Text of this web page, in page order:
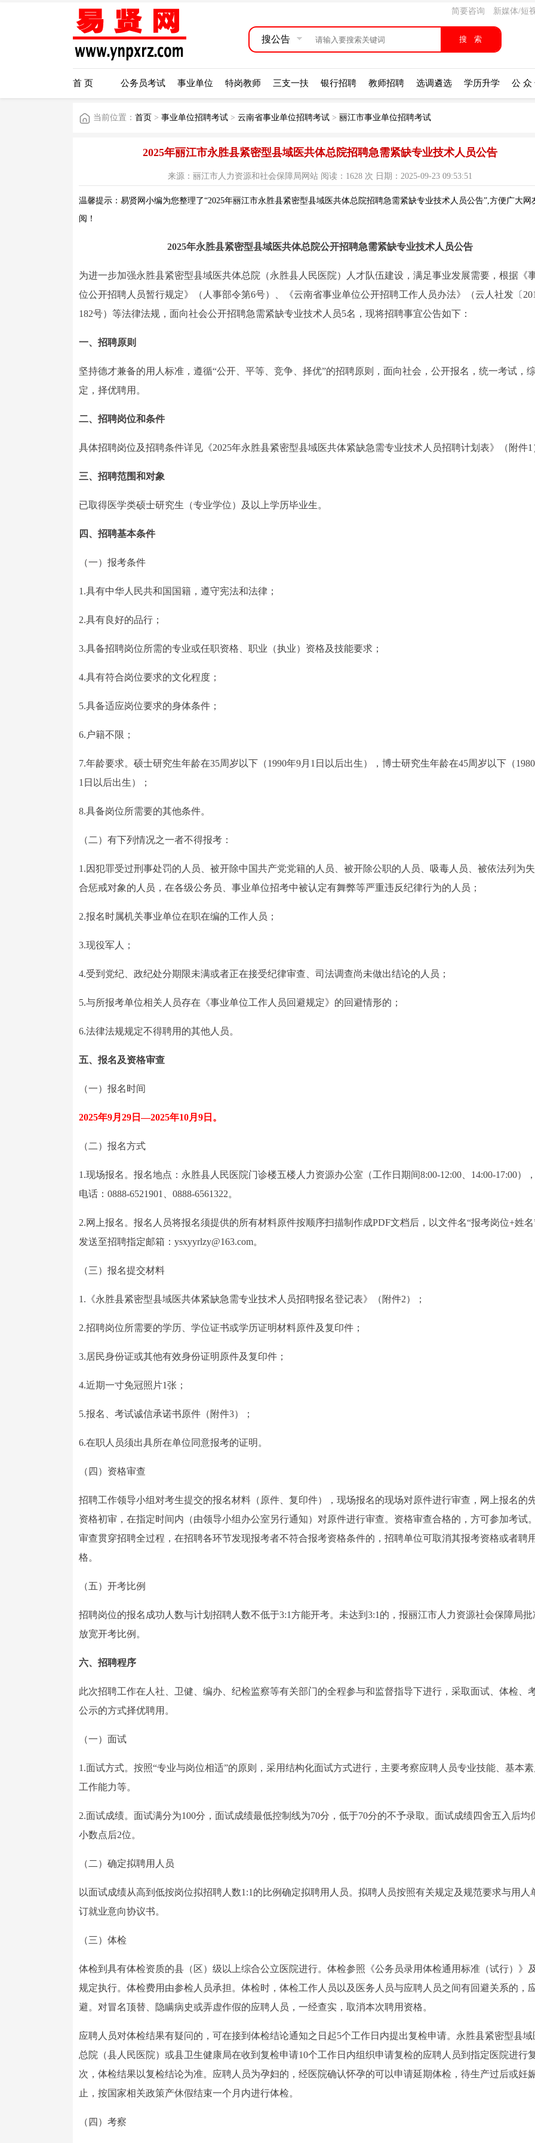
简要咨询 新媒体/短
搜公告
首 页 公务员考试 事业单位 特岗教师 三支一扶 银行招聘 教师招聘 选调遴选 学历升学 公 众
当前位置： 首页 > 事业单位招聘考试 > 云南省事业单位招聘考试 > 丽江市事业单位招聘考试
2025年丽江市永胜县紧密型县域医共体总院招聘急需紧缺专业技术人员公告
来源：丽江市人力资源和社会保障局网站 阅读：1628 次 日期：2025-09-23 09:53:51
温馨提示：易贤网小编为您整理了“2025年丽江市永胜县紧密型县域医共体总院招聘急需紧缺专业技术人员公告”,方便广大网
阅！
2025年永胜县紧密型县域医共体总院公开招聘急需紧缺专业技术人员公告
为进一步加强永胜县紧密型县域医共体总院（永胜县人民医院）人才队伍建设，满足事业发展需要，根据《
位公开招聘人员暂行规定》（人事部令第6号）、《云南省事业单位公开招聘工作人员办法》（云人社发〔
182号）等法律法规，面向社会公开招聘急需紧缺专业技术人员5名，现将招聘事宜公告如下：
一、招聘原则
坚持德才兼备的用人标准，遵循“公开、平等、竞争、择优”的招聘原则，面向社会，公开报名，统一考试，
定，择优聘用。
二、招聘岗位和条件
具体招聘岗位及招聘条件详见《2025年永胜县紧密型县域医共体紧缺急需专业技术人员招聘计划表》（附件1
三、招聘范围和对象
已取得医学类硕士研究生（专业学位）及以上学历毕业生。
四、招聘基本条件
（一）报考条件
1.具有中华人民共和国国籍，遵守宪法和法律；
2.具有良好的品行；
3.具备招聘岗位所需的专业或任职资格、职业（执业）资格及技能要求；
4.具有符合岗位要求的文化程度；
5.具备适应岗位要求的身体条件；
6.户籍不限；
7.年龄要求。硕士研究生年龄在35周岁以下（1990年9月1日以后出生），博士研究生年龄在45周岁以下（
1日以后出生）；
8.具备岗位所需要的其他条件。
（二）有下列情况之一者不得报考：
1.因犯罪受过刑事处罚的人员、被开除中国共产党党籍的人员、被开除公职的人员、吸毒人员、被依法列为
合惩戒对象的人员，在各级公务员、事业单位招考中被认定有舞弊等严重违反纪律行为的人员；
2.报名时属机关事业单位在职在编的工作人员；
3.现役军人；
4.受到党纪、政纪处分期限未满或者正在接受纪律审查、司法调查尚未做出结论的人员；
5.与所报考单位相关人员存在《事业单位工作人员回避规定》的回避情形的；
6.法律法规规定不得聘用的其他人员。
五、报名及资格审查
（一）报名时间
2025年9月29日—2025年10月9日。
（二）报名方式
1.现场报名。报名地点：永胜县人民医院门诊楼五楼人力资源办公室（工作日期间8:00-12:00、14:00-17:00）
电话：0888-6521901、0888-6561322。
2.网上报名。报名人员将报名须提供的所有材料原件按顺序扫描制作成PDF文档后，以文件名“报考岗位+姓名
发送至招聘指定邮箱：ysxyyrlzy@163.com。
（三）报名提交材料
1.《永胜县紧密型县域医共体紧缺急需专业技术人员招聘报名登记表》（附件2）；
2.招聘岗位所需要的学历、学位证书或学历证明材料原件及复印件；
3.居民身份证或其他有效身份证明原件及复印件；
4.近期一寸免冠照片1张；
5.报名、考试诚信承诺书原件（附件3）；
6.在职人员须出具所在单位同意报考的证明。
（四）资格审查
招聘工作领导小组对考生提交的报名材料（原件、复印件），现场报名的现场对原件进行审查，网上报名的
资格初审，在指定时间内（由领导小组办公室另行通知）对原件进行审查。资格审查合格的，方可参加考试
审查贯穿招聘全过程，在招聘各环节发现报考者不符合报考资格条件的，招聘单位可取消其报考资格或者聘
格。
（五）开考比例
招聘岗位的报名成功人数与计划招聘人数不低于3:1方能开考。未达到3:1的，报丽江市人力资源社会保障局批
放宽开考比例。
六、招聘程序
此次招聘工作在人社、卫健、编办、纪检监察等有关部门的全程参与和监督指导下进行，采取面试、体检、
公示的方式择优聘用。
（一）面试
1.面试方式。按照“专业与岗位相适”的原则，采用结构化面试方式进行，主要考察应聘人员专业技能、基本
工作能力等。
2.面试成绩。面试满分为100分，面试成绩最低控制线为70分，低于70分的不予录取。面试成绩四舍五入后均
小数点后2位。
（二）确定拟聘用人员
以面试成绩从高到低按岗位拟招聘人数1:1的比例确定拟聘用人员。拟聘人员按照有关规定及规范要求与用人
订就业意向协议书。
（三）体检
体检到具有体检资质的县（区）级以上综合公立医院进行。体检参照《公务员录用体检通用标准（试行）》
规定执行。体检费用由参检人员承担。体检时，体检工作人员以及医务人员与应聘人员之间有回避关系的，
避。对冒名顶替、隐瞒病史或弄虚作假的应聘人员，一经查实，取消本次聘用资格。
应聘人员对体检结果有疑问的，可在接到体检结论通知之日起5个工作日内提出复检申请。永胜县紧密型县域
总院（县人民医院）或县卫生健康局在收到复检申请10个工作日内组织申请复检的应聘人员到指定医院进行
次，体检结果以复检结论为准。应聘人员为孕妇的，经医院确认怀孕的可以申请延期体检，待生产过后或妊
止，按国家相关政策产休假结束一个月内进行体检。
（四）考察